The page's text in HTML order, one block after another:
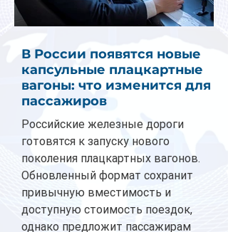
В России появятся новые
капсульные плацкартные
вагоны: что изменится для
пассажиров
Российские железные дороги
готовятся к запуску нового
поколения плацкартных вагонов.
Обновленный формат сохранит
привычную вместимость и
доступную стоимость поездок,
однако предложит пассажирам